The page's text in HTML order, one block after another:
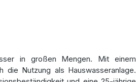
in großen Mengen. Mit einem
Nutzung als Hauswasseranlage.